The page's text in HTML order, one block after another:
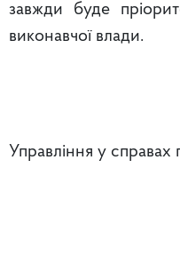
завжди буде
виконавчої влади.
Управління у справах